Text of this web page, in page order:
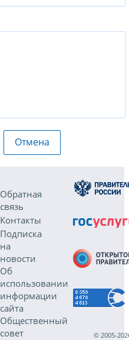
Отмена
Обратная
связь
Контакты
Подписка
на
новости
Об
использовании
информации
сайта
Общественный
совет
© 2005-